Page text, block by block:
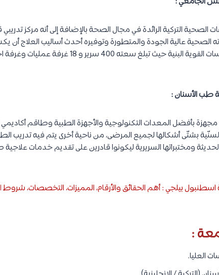
الصحية عالية الجودة والمتطورة وتوفيره أحدث أساليب العلاج أن
بأفضل المعدات التكنولوجية والأجهزة الطبية وطاقم أكاديمي
بشتّى أشكالها لجميع المرضى، من ناحية أخرى يتم فيه تدريب
ومختبراتها السريرية ليكونوا قادرين على تقديم خدمات
بيلجي : أهم الحقائق والأرقام، المميزات، التخصصات، شروط
:
العليا.